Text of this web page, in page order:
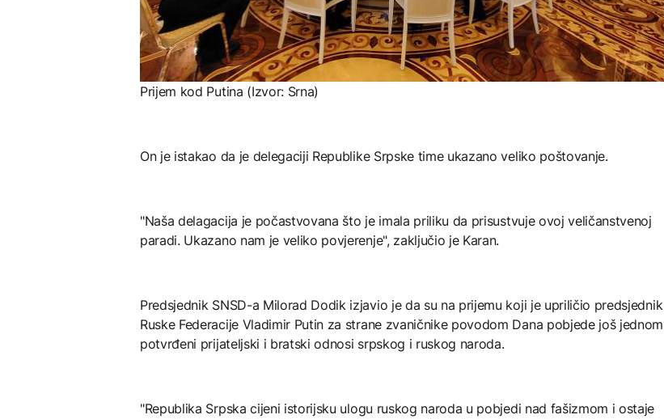
Prijem kod Putina (Izvor: Srna)
On je istakao da je delegaciji Republike Srpske time ukazano veliko poštovanje.
"Naša delagacija je počastvovana što je imala priliku da prisustvuje ovoj veličanstvenoj
paradi. Ukazano nam je veliko povjerenje", zaključio je Karan.
Predsjednik SNSD-a Milorad Dodik izjavio je da su na prijemu koji je upriličio predsjednik
Ruske Federacije Vladimir Putin za strane zvaničnike povodom Dana pobjede još jednom
potvrđeni prijateljski i bratski odnosi srpskog i ruskog naroda.
"Republika Srpska cijeni istorijsku ulogu ruskog naroda u pobjedi nad fašizmom i ostaje